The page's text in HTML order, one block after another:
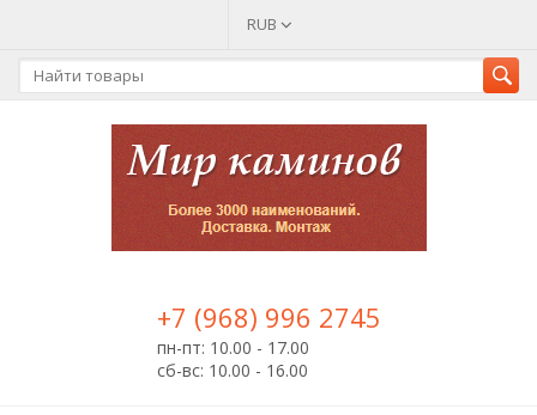
RUB
+7 (968) 996 2745
пн-пт: 10.00 - 17.00
сб-вс: 10.00 - 16.00